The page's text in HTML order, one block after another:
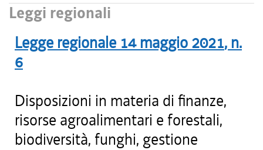
Leggi regionali
Legge regionale 14 maggio 2021, n.
6
Disposizioni in materia di finanze,
risorse agroalimentari e forestali,
biodiversità, funghi, gestione